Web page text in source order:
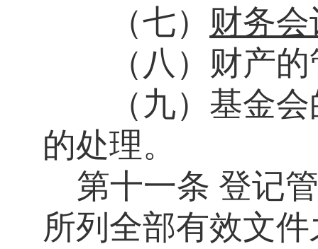
（七） 财务
（八）财产的
（九）基金会
的处理。
第十一条 登记
所列全部有效文